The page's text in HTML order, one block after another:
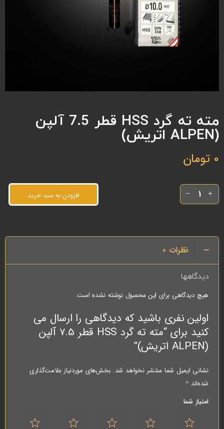
مته ته گرد HSS قطر 7.5 آلپن
(ALPEN اتریش)
0 تومان
افزودن به سبد خرید
نظرات 0
دیدگاهها
هیچ دیدگاهی برای این محصول نوشته نشده است.
اولین نفری باشید که دیدگاهی را ارسال می
کنید برای “مته ته گرد HSS قطر 7.5 آلپن
(ALPEN اتریش)”
نشانی ایمیل شما منتشر نخواهد شد. بخش‌های موردنیاز علامت‌گذاری
شده‌اند*
امتیاز شما